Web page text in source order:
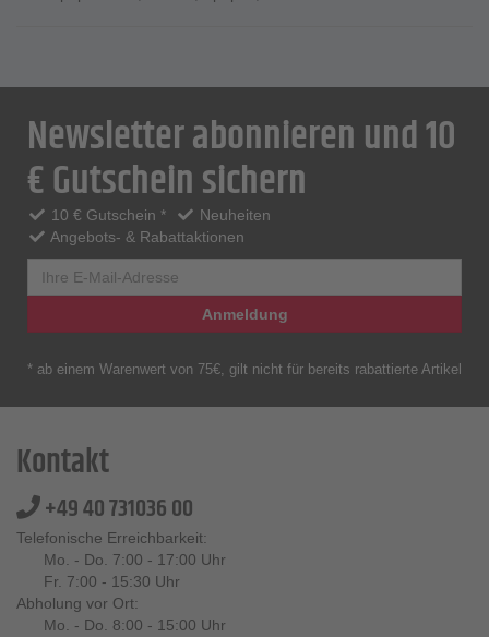
Newsletter abonnieren und 10
€ Gutschein sichern
10 € Gutschein *
Neuheiten
Angebots- & Rabattaktionen
Anmeldung
* ab einem Warenwert von 75€, gilt nicht für bereits rabattierte Artikel
Kontakt
+49 40 731036 00
Telefonische Erreichbarkeit:
Mo. - Do. 7:00 - 17:00 Uhr
Fr. 7:00 - 15:30 Uhr
Abholung vor Ort:
Mo. - Do. 8:00 - 15:00 Uhr